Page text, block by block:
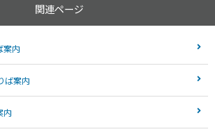
関連ページ
案内
ば案内
内